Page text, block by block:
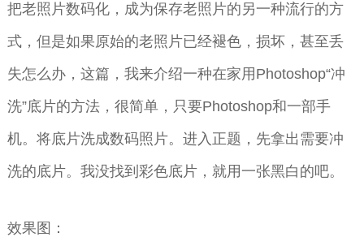
把老照片数码化，成为保存老照片的另一种流行的方
式，但是如果原始的老照片已经褪色，损坏，甚至丢
失怎么办，这篇，我来介绍一种在家用Photoshop“冲
洗”底片的方法，很简单，只要Photoshop和一部手
机。将底片洗成数码照片。进入正题，先拿出需要冲
洗的底片。我没找到彩色底片，就用一张黑白的吧。
效果图：